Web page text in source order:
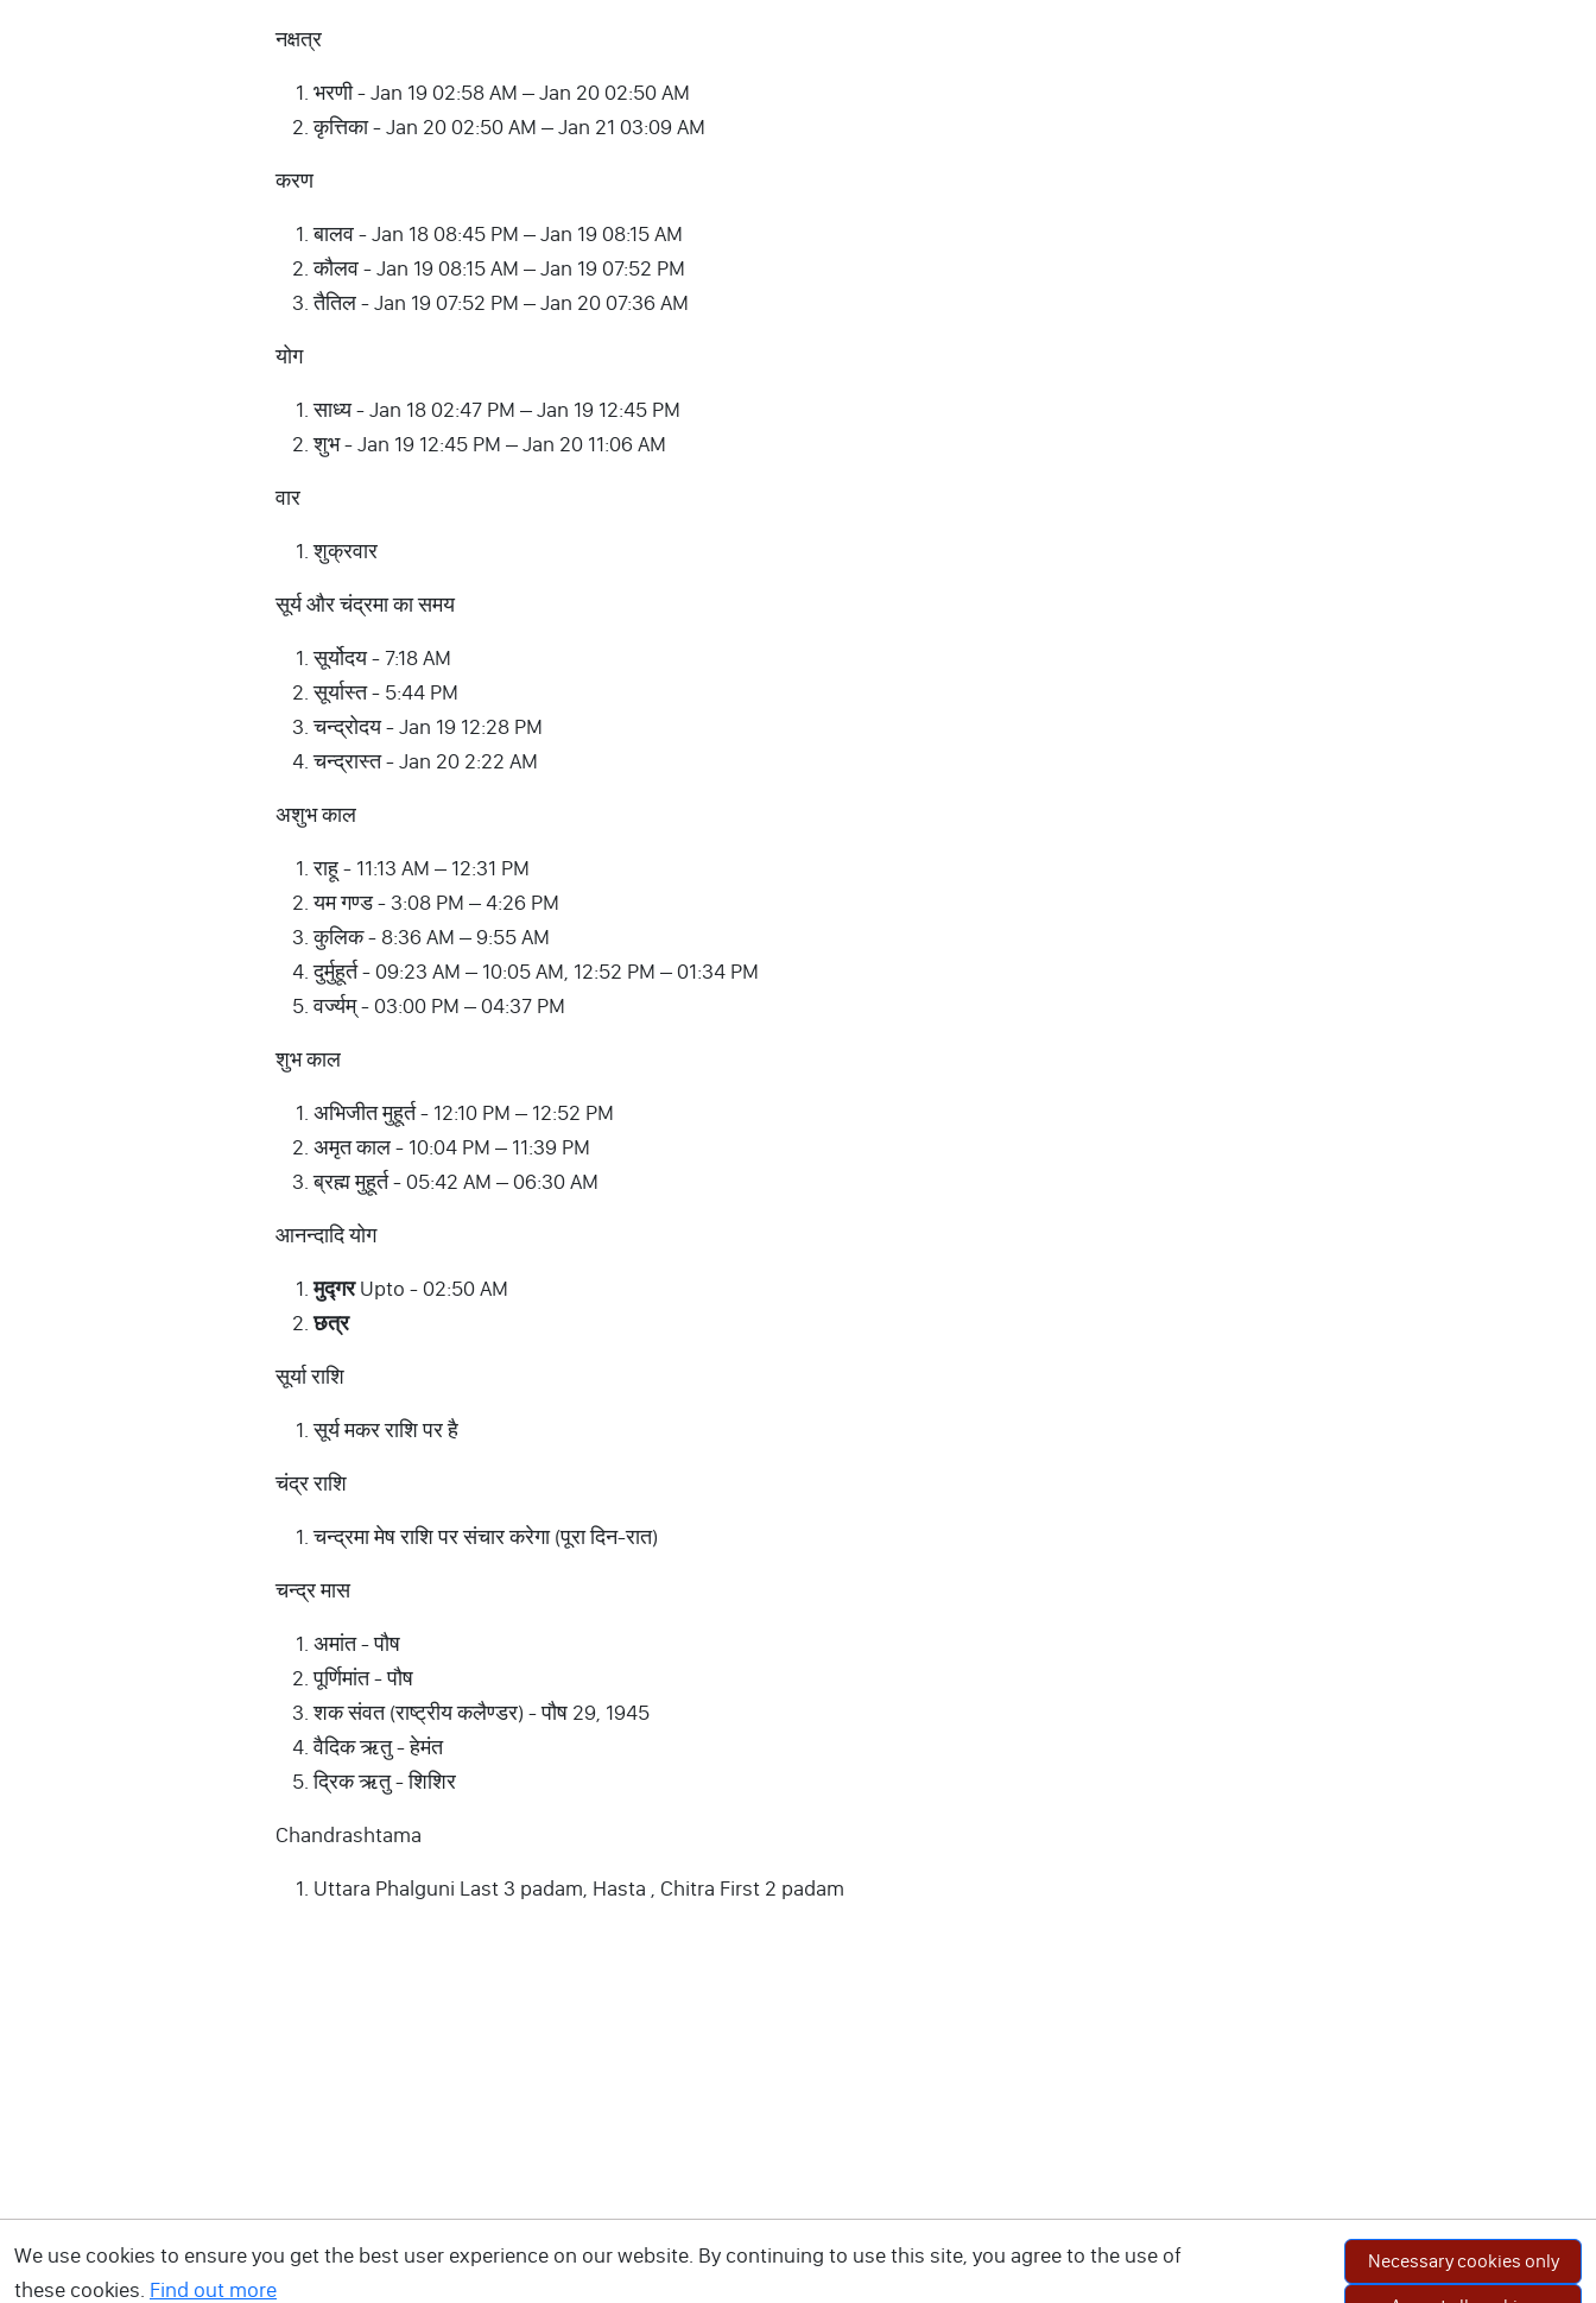
नक्षत्र
भरणी - Jan 19 02:58 AM – Jan 20 02:50 AM
कृत्तिका - Jan 20 02:50 AM – Jan 21 03:09 AM
करण
बालव - Jan 18 08:45 PM – Jan 19 08:15 AM
कौलव - Jan 19 08:15 AM – Jan 19 07:52 PM
तैतिल - Jan 19 07:52 PM – Jan 20 07:36 AM
योग
साध्य - Jan 18 02:47 PM – Jan 19 12:45 PM
शुभ - Jan 19 12:45 PM – Jan 20 11:06 AM
वार
शुक्रवार
सूर्य और चंद्रमा का समय
सूर्योदय - 7:18 AM
सूर्यास्त - 5:44 PM
चन्द्रोदय - Jan 19 12:28 PM
चन्द्रास्त - Jan 20 2:22 AM
अशुभ काल
राहू - 11:13 AM – 12:31 PM
यम गण्ड - 3:08 PM – 4:26 PM
कुलिक - 8:36 AM – 9:55 AM
दुर्मुहूर्त - 09:23 AM – 10:05 AM, 12:52 PM – 01:34 PM
वर्ज्यम् - 03:00 PM – 04:37 PM
शुभ काल
अभिजीत मुहूर्त - 12:10 PM – 12:52 PM
अमृत काल - 10:04 PM – 11:39 PM
ब्रह्म मुहूर्त - 05:42 AM – 06:30 AM
आनन्दादि योग
मुद्गरUpto - 02:50 AM
छत्र
सूर्या राशि
सूर्य मकर राशि पर है
चंद्र राशि
चन्द्रमा मेष राशि पर संचार करेगा (पूरा दिन-रात)
चन्द्र मास
अमांत - पौष
पूर्णिमांत - पौष
शक संवत (राष्ट्रीय कलैण्डर) - पौष 29, 1945
वैदिक ऋतु - हेमंत
द्रिक ऋतु - शिशिर
Chandrashtama
Uttara Phalguni Last 3 padam, Hasta , Chitra First 2 padam
We use cookies to ensure you get the best user experience on our website. By continuing to use this site, you agree to the use of
these cookies. Find out more
Necessary cookies only